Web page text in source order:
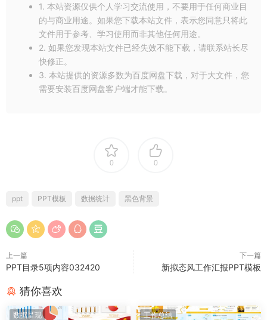
1. 本站资源仅供个人学习交流使用，不要用于任何商业目
的与商业用途。如果您下载本站文件，表示您同意只将此
文件用于参考、学习使用而非其他任何用途。
2. 如果您发现本站文件已经失效不能下载，请联系站长尽
快修正。
3. 本站提供的资源多数为百度网盘下载，对于大文件，您
需要安装百度网盘客户端才能下载。
0 0
ppt PPT模板 数据统计 黑色背景
上一篇
PPT目录5项内容032420
下一篇
新拟态风工作汇报PPT模板
猜你喜欢
数据呈现 工作总结